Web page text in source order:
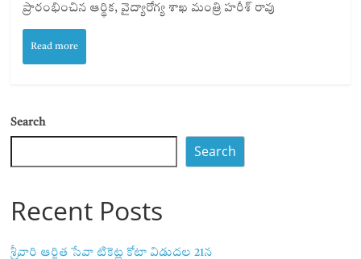
ప్రారంభించిన ఆర్థిక, వైద్యారోగ్య శాఖ మంత్రి హరీశ్ రావు
Read more
Search
Search
Recent Posts
శ్రీవారి ఆర్జిత సేవా టికెట్ల కోటా విడుదల 21న